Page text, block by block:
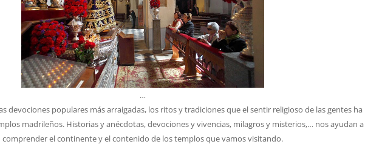
…
devociones populares más arraigadas, los ritos y tradiciones que el sentir religioso de las gentes ha
madrileños. Historias y anécdotas, devociones y vivencias, milagros y misterios,… nos ayudan a
comprender el continente y el contenido de los templos que vamos visitando.